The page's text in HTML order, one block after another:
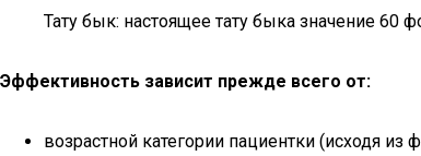
Тату бык: настоящее тату быка значение 60
Эффективность зависит прежде всего от:
возрастной категории пациентки (исходя